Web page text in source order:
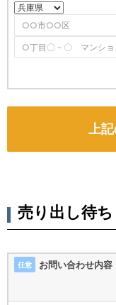
売り出し待
任意 お問い合わせ内容